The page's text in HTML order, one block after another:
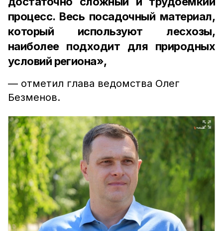
процесс. Весь посадочный материал,
который используют лесхозы,
наиболее подходит для природных
условий региона»,
— отметил глава ведомства Олег
Безменов.